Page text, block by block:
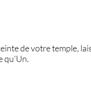
de votre temple,
qu'Un.